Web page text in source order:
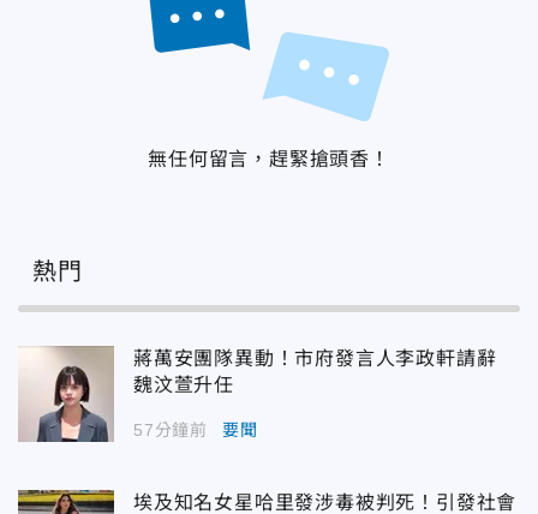
無任何留言，趕緊搶頭香！
熱門
蔣萬安團隊異動！市府發言人李政軒請辭
魏汶萱升任
57分鐘前 要聞
埃及知名女星哈里發涉毒被判死！引發社會